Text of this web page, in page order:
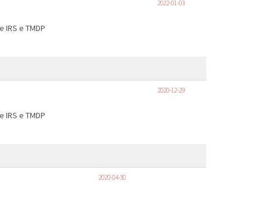
e TMDP
2022-01-03
e TMDP
2020-12-29
2020-04-30